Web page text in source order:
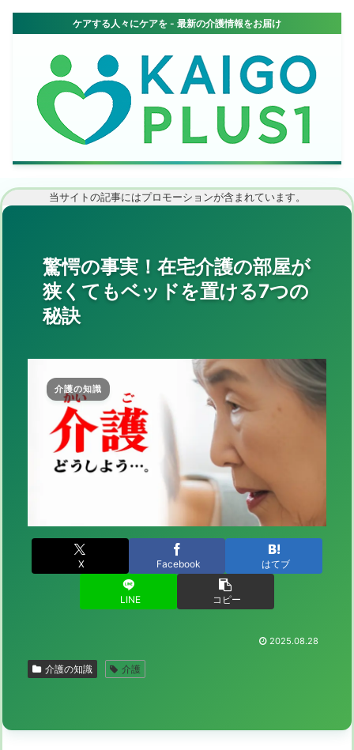
当サイトの記事にはプロモーションが含まれています。
驚愕の事実！在宅介護の部屋が
狭くてもベッドを置ける7つの
秘訣
介護の知識
X Facebook はてブ
LINE コピー
2025.08.28
介護の知識 介護